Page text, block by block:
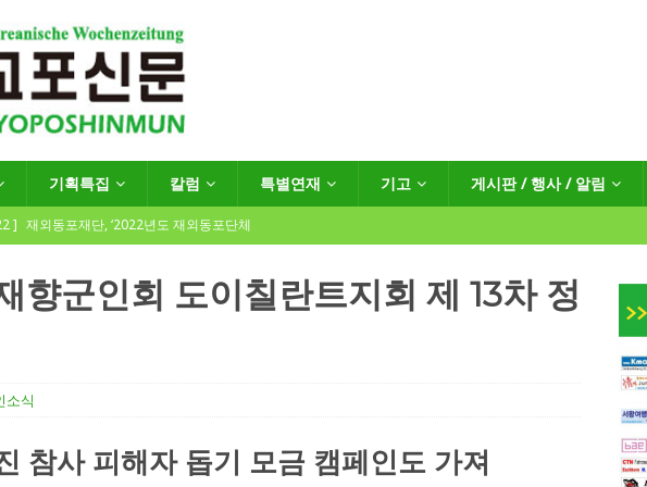
기획특집 칼럼 특별연재 기고 게시판 / 행사 / 알림
] 재외동포재단, ‘2022년도 재외동포단체
]
함부르크한인회
회 공고 및 제30대 한인회장선거 공고
)
]
“재독동포와 함께하는 재독일한인체육회로 거듭나겠습니다”
한인소식
향군인회 도이칠란트지회 제 13차 정
소식
참사 피해자 돕기 모금 캠페인도 가져